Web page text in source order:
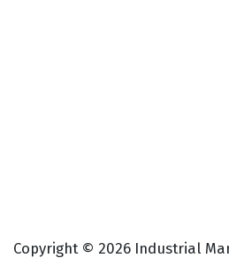
Copyright © 2026 Industrial